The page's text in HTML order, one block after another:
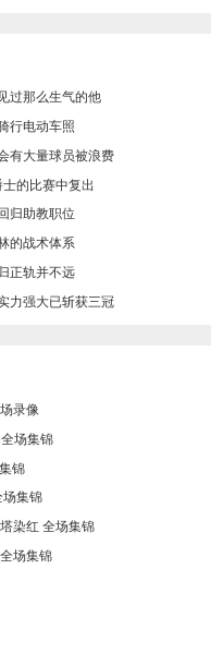
过那么生气的他
行电动车照
有大量球员被浪费
的比赛中复出
归助教职位
的战术体系
正轨并不远
力强大已斩获三冠
录像
场集锦
锦
集锦
染红 全场集锦
场集锦